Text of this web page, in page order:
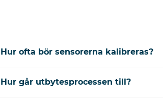
Hur ofta bör sensorerna kalibreras?
Hur går utbytesprocessen till?